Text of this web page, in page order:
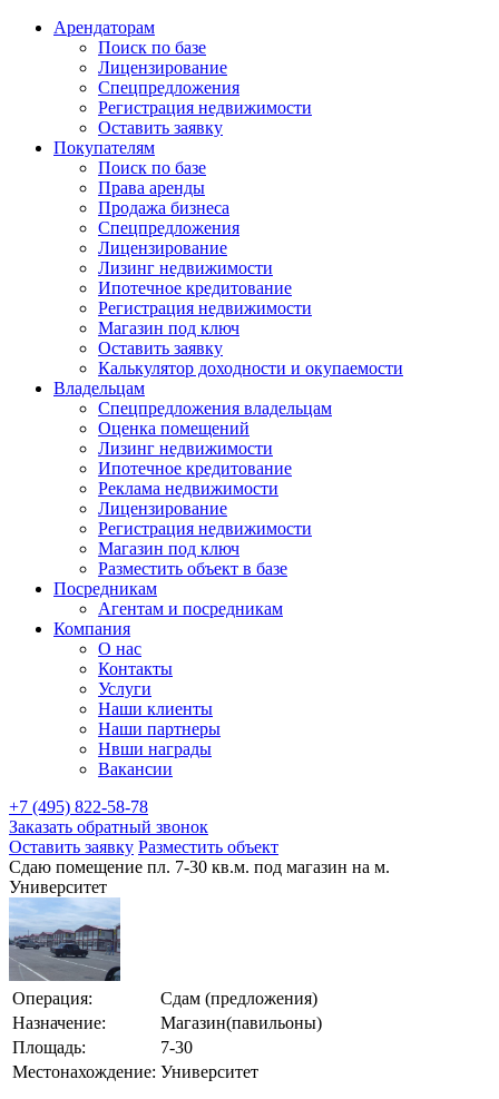
Арендаторам
Поиск по базе
Лицензирование
Спецпредложения
Регистрация недвижимости
Оставить заявку
Покупателям
Поиск по базе
Права аренды
Продажа бизнеса
Спецпредложения
Лицензирование
Лизинг недвижимости
Ипотечное кредитование
Регистрация недвижимости
Магазин под ключ
Оставить заявку
Калькулятор доходности и окупаемости
Владельцам
Спецпредложения владельцам
Оценка помещений
Лизинг недвижимости
Ипотечное кредитование
Реклама недвижимости
Лицензирование
Регистрация недвижимости
Магазин под ключ
Разместить объект в базе
Посредникам
Агентам и посредникам
Компания
О нас
Контакты
Услуги
Наши клиенты
Наши партнеры
Нвши награды
Вакансии
+7 (495) 822-58-78
Заказать обратный звонок
Оставить заявку Разместить объект
Сдаю помещение пл. 7-30 кв.м. под магазин на м.
Университет
Операция:
Сдам (предложения)
Назначение:
Магазин(павильоны)
Площадь:
7-30
Местонахождение: Университет